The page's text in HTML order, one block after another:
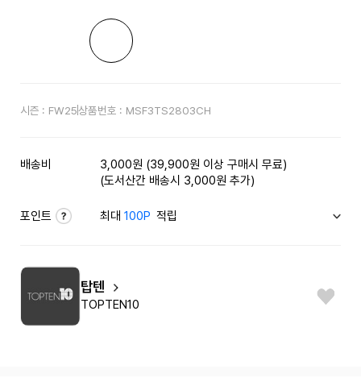
시즌 : FW25상품번호 : MSF3TS2803CH
배송비
3,000원 (39,900원 이상 구매시 무료)
(도서산간 배송시 3,000원 추가)
포인트 최대100P 적립
탑텐
TOPTEN10